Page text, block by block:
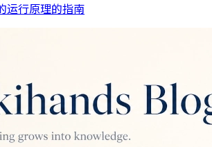
运行原理的指南